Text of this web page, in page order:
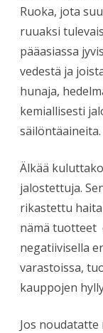
Ruoka, jota
ruuaksi
pääasiassa
vedestä ja
hunaja,
kemiallisesti
säilöntäaineita.
Älkää
jalostettuja.
rikastettu
nämä tuotteet
negatiivisella
varastoissa,
kauppojen
Jos noudatatte